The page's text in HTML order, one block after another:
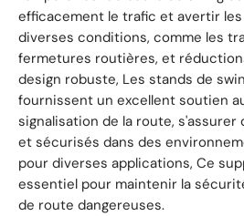
efficacement le trafic et avertir
diverses conditions, comme les
fermetures routières, et
design robuste, Les stands de
fournissent un excellent soutien
signalisation de la route,
et sécurisés dans des
pour diverses applications, Ce
essentiel pour maintenir la
de route dangereuses.